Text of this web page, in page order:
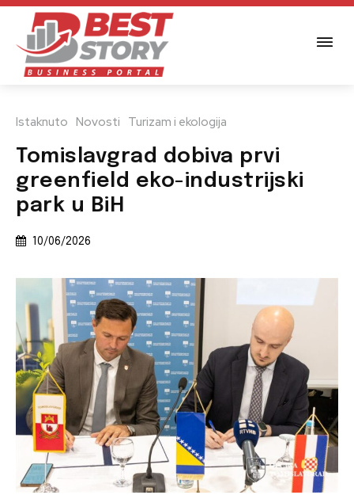
Istaknuto Novosti Turizam i ekologija
Tomislavgrad dobiva prvi
greenfield eko-industrijski
park u BiH
10/06/2026